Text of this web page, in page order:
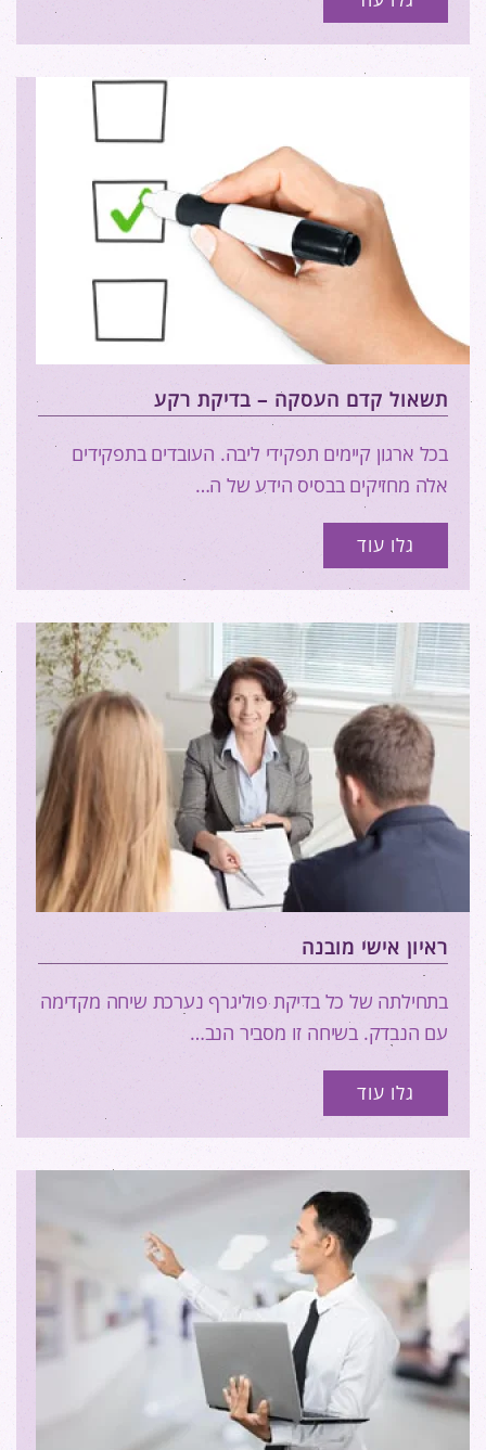
תשאול קדם העסקה – בדיקת רקע
בכל ארגון קיימים תפקידי ליבה. העובדים בתפקידים
אלה מחזיקים בבסיס הידע של ה…
גלו עוד
ראיון אישי מובנה
בתחילתה של כל בדיקת פוליגרף נערכת שיחה מקדימה
עם הנבדק. בשיחה זו מסביר הנב…
גלו עוד